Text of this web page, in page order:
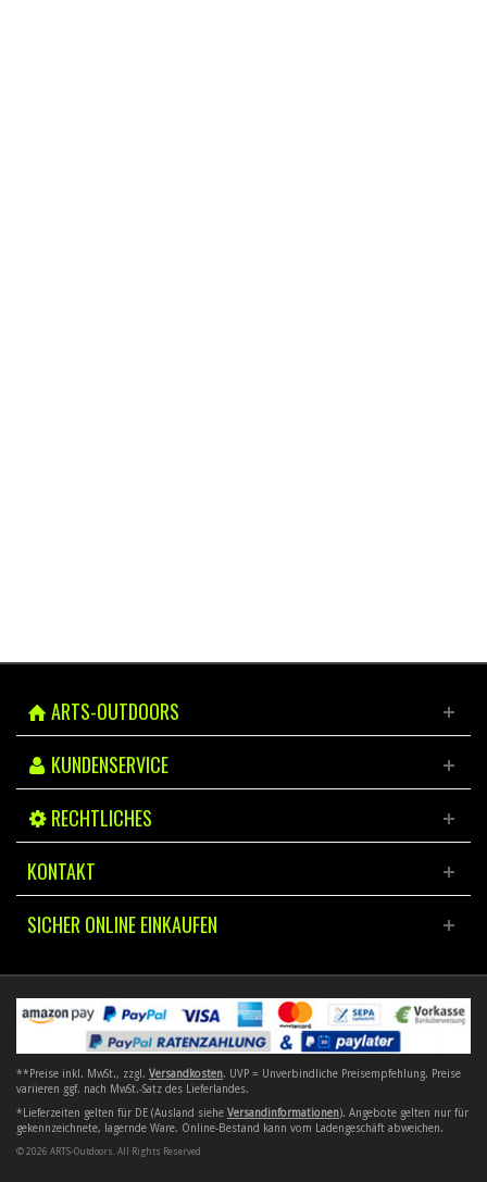
ARTS-OUTDOORS
KUNDENSERVICE
RECHTLICHES
KONTAKT
SICHER ONLINE EINKAUFEN
**Preise inkl. MwSt., zzgl. Versandkosten. UVP = Unverbindliche Preisempfehlung. Preise
variieren ggf. nach MwSt.-Satz des Lieferlandes.
*Lieferzeiten gelten für DE (Ausland siehe Versandinformationen). Angebote gelten nur für
gekennzeichnete, lagernde Ware. Online-Bestand kann vom Ladengeschäft abweichen.
© 2026 ARTS-Outdoors. All Rights Reserved